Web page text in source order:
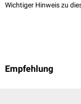
Wichtiger Hinweis zu
Empfehlung